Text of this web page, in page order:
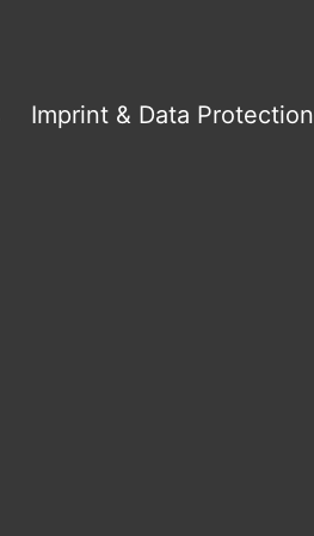
Imprint & Data Protection